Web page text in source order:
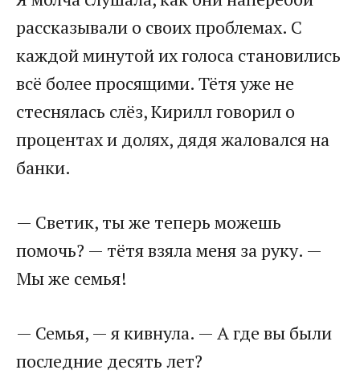
рассказывали о своих проблемах. С
каждой минутой их голоса становились
всё более просящими. Тётя уже не
стеснялась слёз, Кирилл говорил о
процентах и долях, дядя жаловался на
банки.
— Светик, ты же теперь можешь
помочь? — тётя взяла меня за руку. —
Мы же семья!
— Семья, — я кивнула. — А где вы были
последние десять лет?